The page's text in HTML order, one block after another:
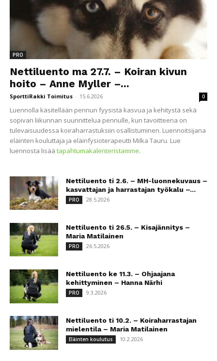
PRO
Nettiluento ma 27.7. – Koiran kivun
hoito – Anne Myller –...
SporttiRakki Toimitus - 15.6.2026 0
Luennolla käsitellään pennun fyysistä kasvua ja kehitystä sekä
sopivan liikunnan suunnittelua pennulle, kun tavoitteena on
tulevaisuudessa koiraharrastuksiin osallistuminen. Luennoitsijana
eläinten kouluttaja ja eläinfysioterapeutti Milka Tauru. Lue
luennosta lisää tapahtumakalenteristamme.
Nettiluento ti 2.6. – MH-luonnekuvaus –
kasvattajan ja harrastajan työkalu –...
PRO 28.5.2026
Nettiluento ti 26.5. – Kisajännitys –
Maria Matilainen
PRO 26.5.2026
Nettiluento ke 11.3. – Ohjaajana
kehittyminen – Hanna Närhi
PRO 9.3.2026
Nettiluento ti 10.2. – Koiraharrastajan
mielentila – Maria Matilainen
Eläinten koulutus 10.2.2026